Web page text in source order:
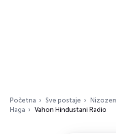
Početna Sve postaje
Haga
Vahon Hindustani Radio